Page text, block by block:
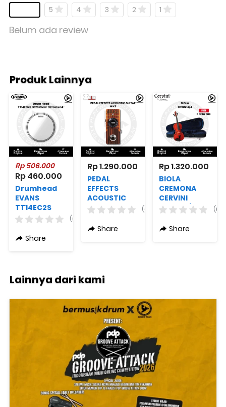
5 4 3 2 1
Belum ada review
Produk Lainnya
Rp 506.000
Rp 460.000
Drumhead
EVANS
TT14EC2S
EC2S Clear
Inch
(0)
Share
Rp 1.290.000
PEDAL
EFFECTS
ACOUSTIC
GUITAR XVIVE
(0)
Share
Rp 1.320.000
BIOLA
CREMONA
CERVINI
HV100 4/4 +
Free Bow +
(0)
Share
Lainnya dari kami